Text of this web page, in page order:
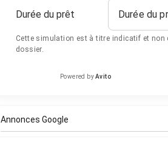
Durée du prêt Durée du
Cette simulation est à titre indicatif et non
dossier.
Powered byAvito
Annonces Google